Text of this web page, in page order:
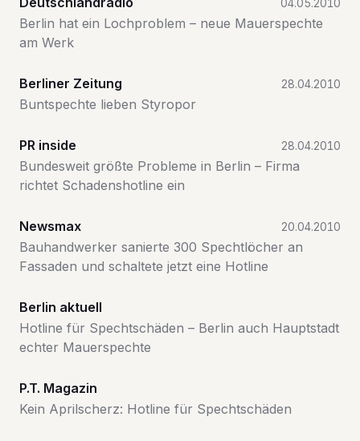
04.05.2010
Berlin hat ein Lochproblem – neue Mauerspechte
am Werk
Berliner Zeitung 28.04.2010
Buntspechte lieben Styropor
PR inside 28.04.2010
Bundesweit größte Probleme in Berlin – Firma
richtet Schadenshotline ein
Newsmax 20.04.2010
Bauhandwerker sanierte 300 Spechtlöcher an
Fassaden und schaltete jetzt eine Hotline
Berlin aktuell
Hotline für Spechtschäden – Berlin auch Hauptstadt
echter Mauerspechte
P.T. Magazin
Kein Aprilscherz: Hotline für Spechtschäden